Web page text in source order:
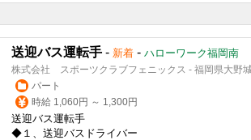
送迎バス運転手 - 新着 - ハローワーク福岡南
株式会社 スポーツクラブフェニックス - 福岡県大野
パート
時給 1,060円 ～ 1,300円
送迎バス運転手
◆１、送迎バスドライバー